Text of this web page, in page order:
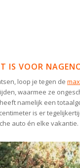
IS VOOR
loop je tegen de
waarmee ze
namelijk een
is er
auto én elke vakantie.